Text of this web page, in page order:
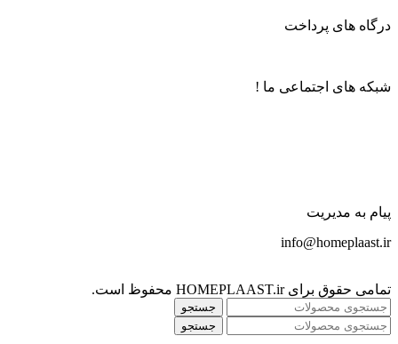
درگاه های پرداخت
شبکه های اجتماعی ما !
پیام به مدیریت
info@homeplaast.ir
تمامی حقوق برای HOMEPLAAST.ir محفوظ است.
جستجو
جستجو